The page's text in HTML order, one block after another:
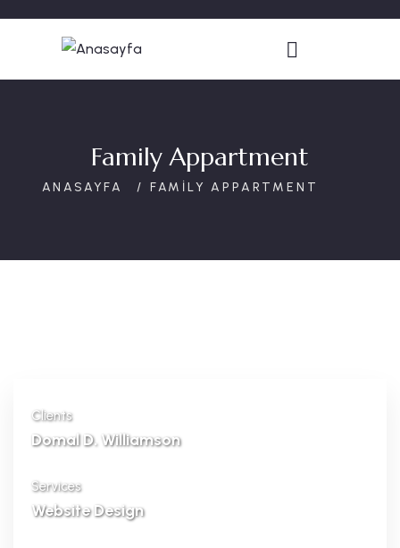
Family Appartment
FAMILY APPARTMENT
Clients
Domal D. Williamson
Services
Website Design